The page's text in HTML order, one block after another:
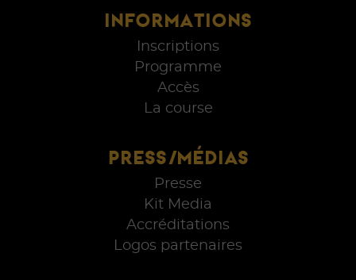
INFORMATIONS
Inscriptions
Programme
Accès
La course
PRESS/MÉDIAS
Presse
Kit Media
Accréditations
Logos partenaires